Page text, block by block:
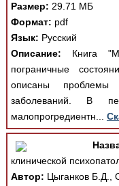
Размер: 29.71 МБ
Формат: pdf
Язык: Русский
Описание: Книга
пограничные
описаны проблемы
заболеваний. В
малопрогредиентн...
клинической
Автор: Цыганков Б.Д.,